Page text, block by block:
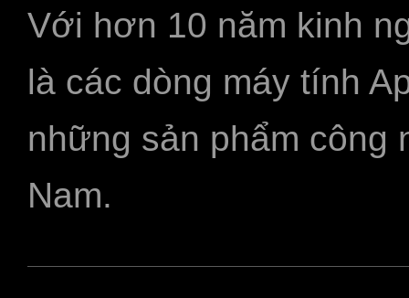
Với hơn 10 năm kinh
là các dòng máy tính
những sản phẩm công
Nam.